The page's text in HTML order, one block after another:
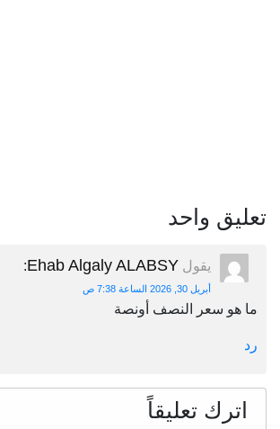
تعليق واحد
يقول Ehab Algaly ALABSY
:
أبريل 30, 2026 الساعة 7:38 ص
ما هو سعر النصف أونصة
رد
اترك تعليقاً